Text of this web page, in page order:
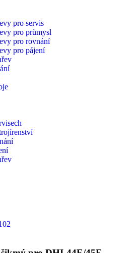
pro servis
pro průmysl
pro rovnání
pro pájení